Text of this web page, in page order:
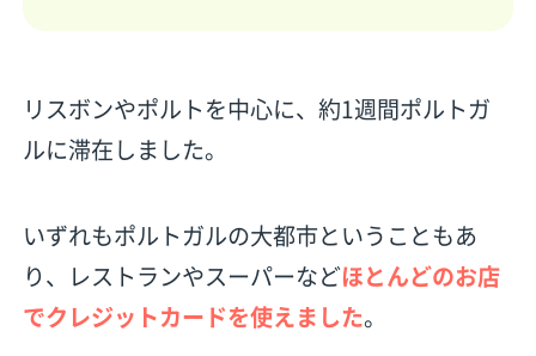
リスボンやポルトを中心に、約1週間ポルトガ
ルに滞在しました。
いずれもポルトガルの大都市ということもあ
り、レストランやスーパーなどほとんどのお店
でクレジットカードを使えました。